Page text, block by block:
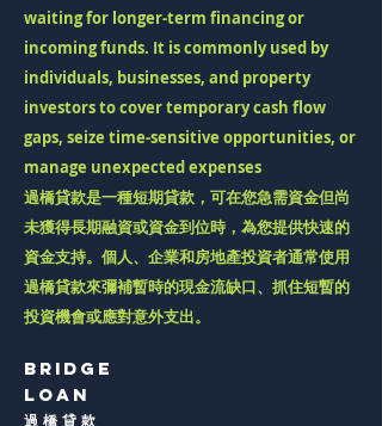
waiting for longer-term financing or
incoming funds. It is commonly used by
individuals, businesses, and property
investors to cover temporary cash flow
gaps, seize time-sensitive opportunities, or
manage unexpected expenses
過橋貸款是一種短期貸款，可在您急需資金但尚
未獲得長期融資或資金到位時，為您提供快速的
資金支持。個人、企業和房地產投資者通常使用
過橋貸款來彌補暫時的現金流缺口、抓住短暫的
投資機會或應對意外支出。
BRIDGE
Loan
過 橋 貸 款